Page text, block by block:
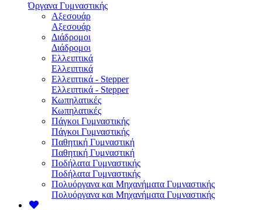
Όργανα Γυμναστικής
Αξεσουάρ
Αξεσουάρ
Διάδρομοι
Διάδρομοι
Ελλειπτικά
Ελλειπτικά
Ελλειπτικά - Stepper
Ελλειπτικά - Stepper
Κωπηλατικές
Κωπηλατικές
Πάγκοι Γυμναστικής
Πάγκοι Γυμναστικής
Παθητική Γυμναστική
Παθητική Γυμναστική
Ποδήλατα Γυμναστικής
Ποδήλατα Γυμναστικής
Πολυόργανα και Μηχανήματα Γυμναστικής
Πολυόργανα και Μηχανήματα Γυμναστικής